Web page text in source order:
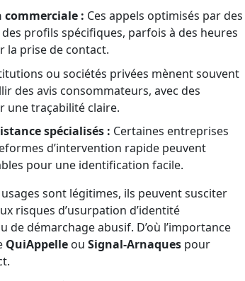
commerciale : Ces appels optimisés par des
profils spécifiques, parfois à des heures
la prise de contact.
ou sociétés privées mènent souvent
des avis consommateurs, avec des
une traçabilité claire.
spécialisés : Certaines entreprises
d’intervention rapide peuvent
pour une identification facile.
sont légitimes, ils peuvent susciter
risques d’usurpation d’identité
de démarchage abusif. D’où l’importance
QuiAppelle ou Signal-Arnaques pour